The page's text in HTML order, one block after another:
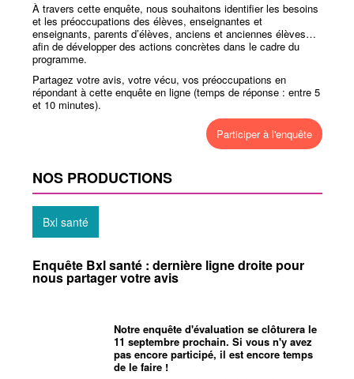
À travers cette enquête, nous souhaitons identifier les besoins
et les préoccupations des élèves, enseignantes et
enseignants, parents d’élèves, anciens et anciennes élèves…
afin de développer des actions concrètes dans le cadre du
programme.
Partagez votre avis, votre vécu, vos préoccupations en
répondant à cette enquête en ligne (temps de réponse : entre 5
et 10 minutes).
Participer à l'enquête
NOS PRODUCTIONS
Bxl santé
Enquête Bxl santé : dernière ligne droite pour
nous partager votre avis
Notre enquête d'évaluation se clôturera le
11 septembre prochain. Si vous n'y avez
pas encore participé, il est encore temps
de le faire !